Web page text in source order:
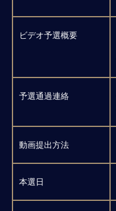
ビデオ予選概要
予選通過連絡
動画提出方法
本選日